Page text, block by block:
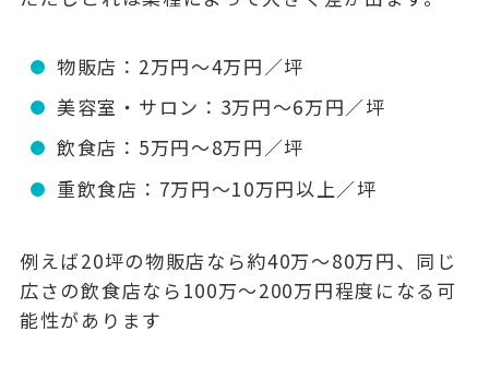
物販店：2万円〜4万円／坪
美容室・サロン：3万円〜6万円／坪
飲食店：5万円〜8万円／坪
重飲食店：7万円〜10万円以上／坪
例えば20坪の物販店なら約40万〜80万円、同じ
広さの飲食店なら100万〜200万円程度になる可
能性があります